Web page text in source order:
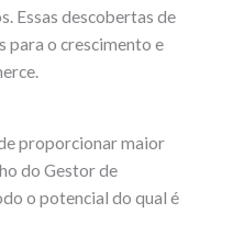
Essas descobertas de
para o crescimento e
proporcionar maior
do Gestor de
o potencial do qual é